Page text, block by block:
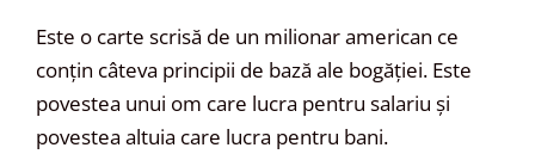
Este o carte scrisă de un milionar american ce
conțin câteva principii de bază ale bogăției. Este
povestea unui om care lucra pentru salariu și
povestea altuia care lucra pentru bani.